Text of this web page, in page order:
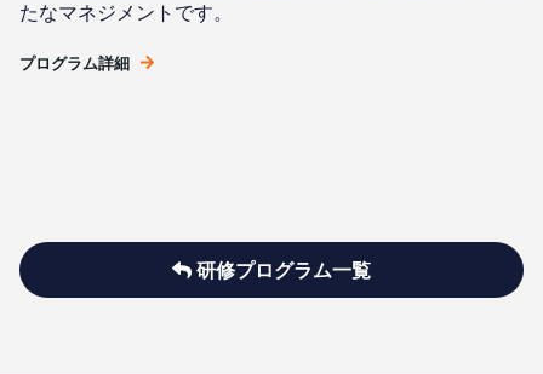
たなマネジメントです。
プログラム詳細
研修プログラム一覧